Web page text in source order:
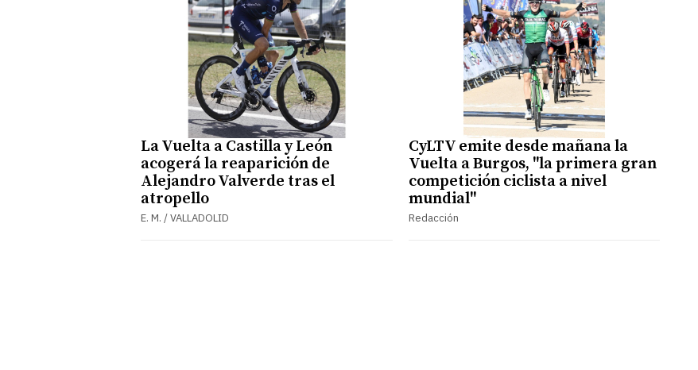
La Vuelta a Castilla y León
acogerá la reaparición de
Alejandro Valverde tras el
atropello
E. M. / VALLADOLID
CyLTV emite desde mañana la
Vuelta a Burgos, "la primera gran
competición ciclista a nivel
mundial"
Redacción